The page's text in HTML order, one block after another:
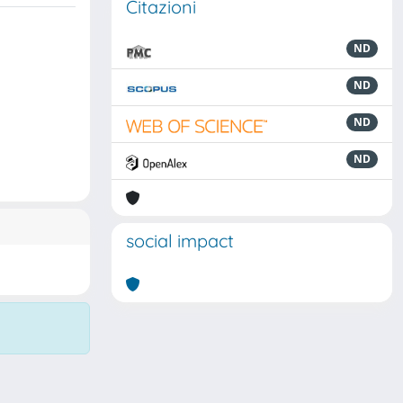
Citazioni
ND
ND
ND
ND
social impact